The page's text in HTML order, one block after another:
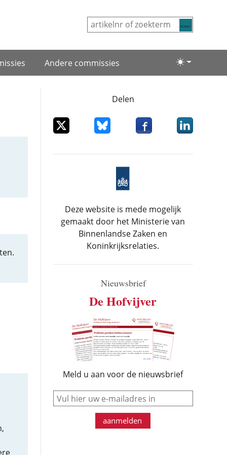
Lichte/
Andere commissies
Delen
Deel dit item op XDeel dit item op Bluesky
Deel dit item op
Deel dit
Deze website is mede mogelijk
gemaakt door het Ministerie van
Binnenlandse Zaken en
Koninkrijksrelaties.
Nieuwsbrief
De Hofvijver
Meld u aan voor de nieuwsbrief
e-mail
aanmelden